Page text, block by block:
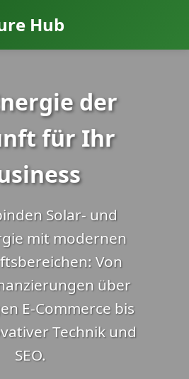
Hub
der
für Ihr
Solar- und
mit modernen
Von
über
E-Commerce bis
Technik und
SEO.